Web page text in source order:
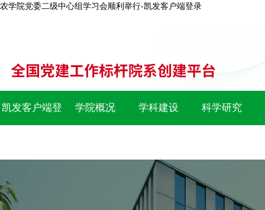
农学院党委二级中心组学习会顺利举行-凯发客户端登录
凯发客户端登 学院概况 学科建设 科学研究